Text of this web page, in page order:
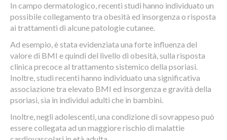
In campo dermatologico, recenti studi hanno individuato un
possibile collegamento tra obesità ed insorgenza o risposta
ai trattamenti di alcune patologie cutanee.
Ad esempio, è stata evidenziata una forte influenza del
valore di BMI e quindi del livello di obesità, sulla risposta
clinica precoce al trattamento sistemico della psoriasi.
Inoltre, studi recenti hanno individuato una significativa
associazione tra elevato BMI ed insorgenza e gravità della
psoriasi, sia in individui adulti che in bambini.
Inoltre, negli adolescenti, una condizione di sovrappeso può
essere collegata ad un maggiore rischio di malattie